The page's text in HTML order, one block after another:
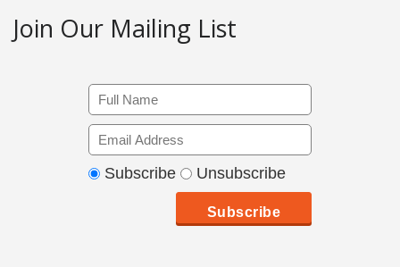
Join Our Mailing List
Subscribe Unsubscribe